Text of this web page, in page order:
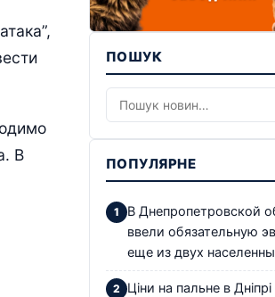
В
ПОШУК
ПОПУЛЯРНЕ
В Днепропетровской
ввели обязательную
еще из двух
Ціни на пальне в Дніпрі